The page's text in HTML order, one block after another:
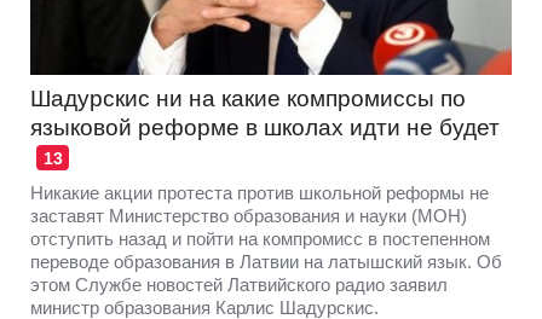
Шадурскис ни на какие компромиссы по
языковой реформе в школах идти не будет
13
Никакие акции протеста против школьной реформы не
заставят Министерство образования и науки (МОН)
отступить назад и пойти на компромисс в постепенном
переводе образования в Латвии на латышский язык. Об
этом Службе новостей Латвийского радио заявил
министр образования Карлис Шадурскис.